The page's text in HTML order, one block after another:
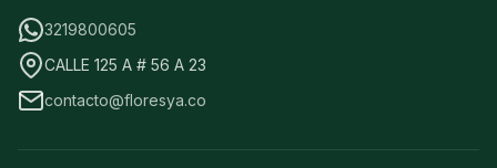
3219800605
CALLE 125 A # 56 A 23
contacto@floresya.co